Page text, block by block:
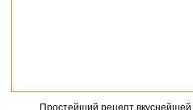
Простейший рецепт вкуснейшей